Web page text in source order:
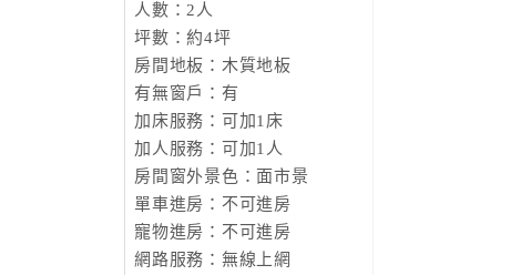
人數：2人
坪數：約4坪
房間地板：木質地板
有無窗戶：有
加床服務：可加1床
加人服務：可加1人
房間窗外景色：面市景
單車進房：不可進房
寵物進房：不可進房
網路服務：無線上網